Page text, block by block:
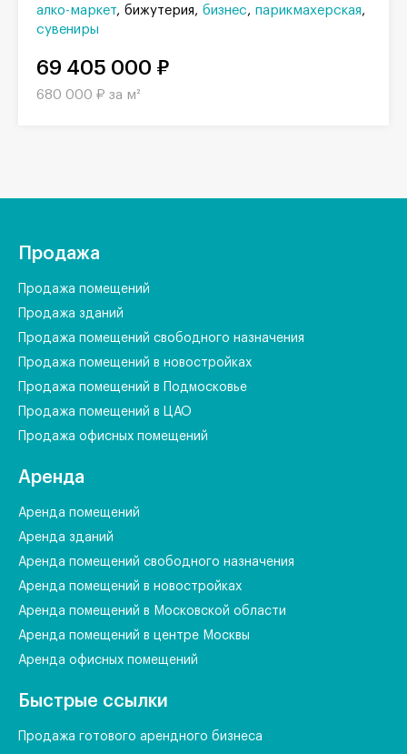
алко-маркет бижутерия бизнес
парикмахерская
сувениры
69 405 000 ₽
680 000 ₽ за м²
Продажа
Продажа помещений
Продажа зданий
Продажа помещений свободного назначения
Продажа помещений в новостройках
Продажа помещений в Подмосковье
Продажа помещений в ЦАО
Продажа офисных помещений
Аренда
Аренда помещений
Аренда зданий
Аренда помещений свободного назначения
Аренда помещений в новостройках
Аренда помещений в Московской области
Аренда помещений в центре Москвы
Аренда офисных помещений
Быстрые ссылки
Продажа готового арендного бизнеса